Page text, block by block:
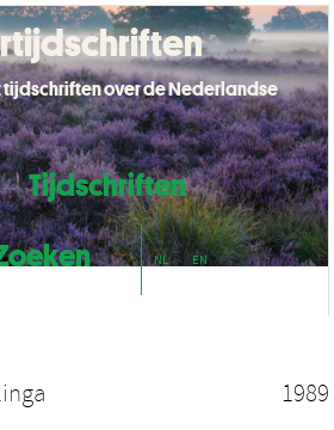
Tijdschriften
NL EN
over de Nederlandse
1989